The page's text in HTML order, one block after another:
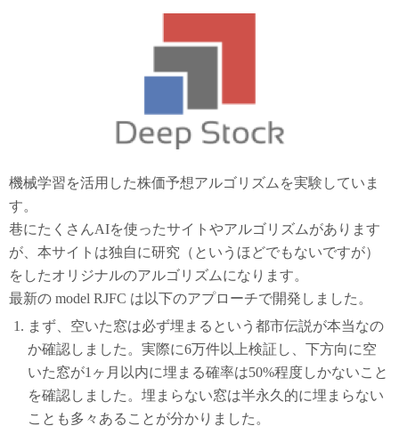
機械学習を活用した株価予想アルゴリズムを実験していま
す。
巷にたくさんAIを使ったサイトやアルゴリズムがあります
が、本サイトは独自に研究（というほどでもないですが）
をしたオリジナルのアルゴリズムになります。
最新の model RJFC は以下のアプローチで開発しました。
まず、空いた窓は必ず埋まるという都市伝説が本当なの
か確認しました。実際に6万件以上検証し、下方向に空
いた窓が1ヶ月以内に埋まる確率は50%程度しかないこと
を確認しました。埋まらない窓は半永久的に埋まらない
ことも多々あることが分かりました。